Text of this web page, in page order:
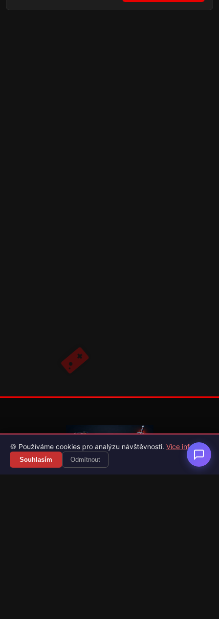
Váš průvodce světem videoher. Novinky, recenze a česko-
slovenské překlady her.
🍪 Používáme cookies pro analýzu návštěvnosti. Více info
Souhlasím Odmítnout